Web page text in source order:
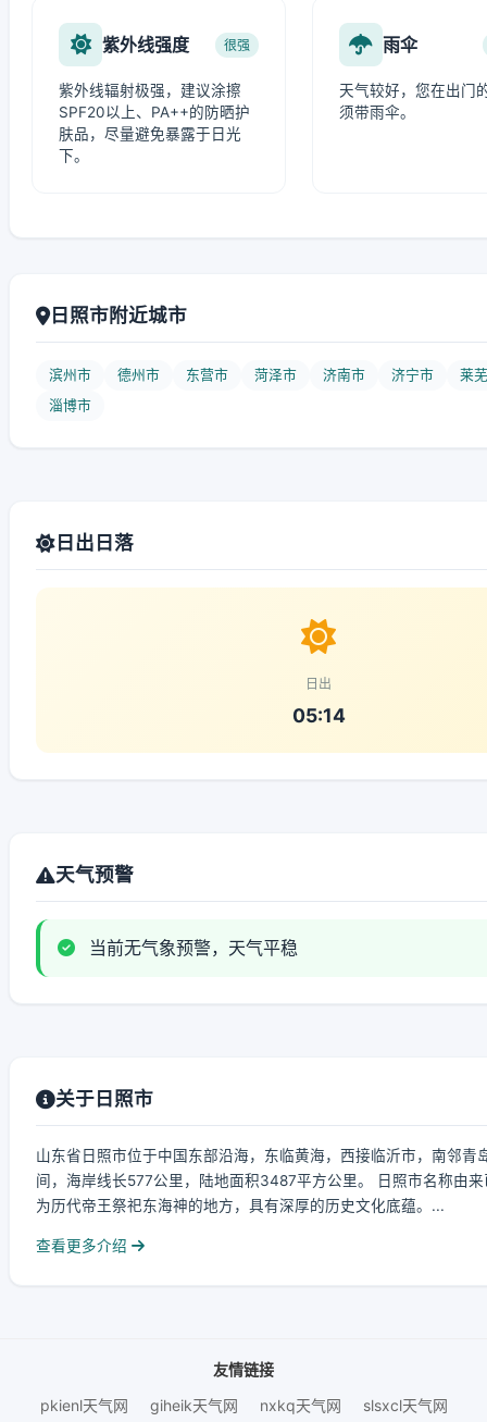
紫外线强度 很强
紫外线辐射极强，建议涂擦
SPF20以上、PA++的防晒护
肤品，尽量避免暴露于日光
下。
雨伞
天气较好，您在出门
须带雨伞。
日照市附近城市
滨州市 德州市 东营市 菏泽市 济南市 济宁市
莱
淄博市
日出日落
日出
05:14
天气预警
当前无气象预警，天气平稳
关于日照市
山东省日照市位于中国东部沿海，东临黄海，西接临沂市，南邻青
间，海岸线长577公里，陆地面积3487平方公里。 日照市名称由
为历代帝王祭祀东海神的地方，具有深厚的历史文化底蕴。...
查看更多介绍
友情链接
pkienl天气网
giheik天气网 nxkq天气网
slsxcl天气网